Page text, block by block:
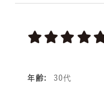
年齢: 30代